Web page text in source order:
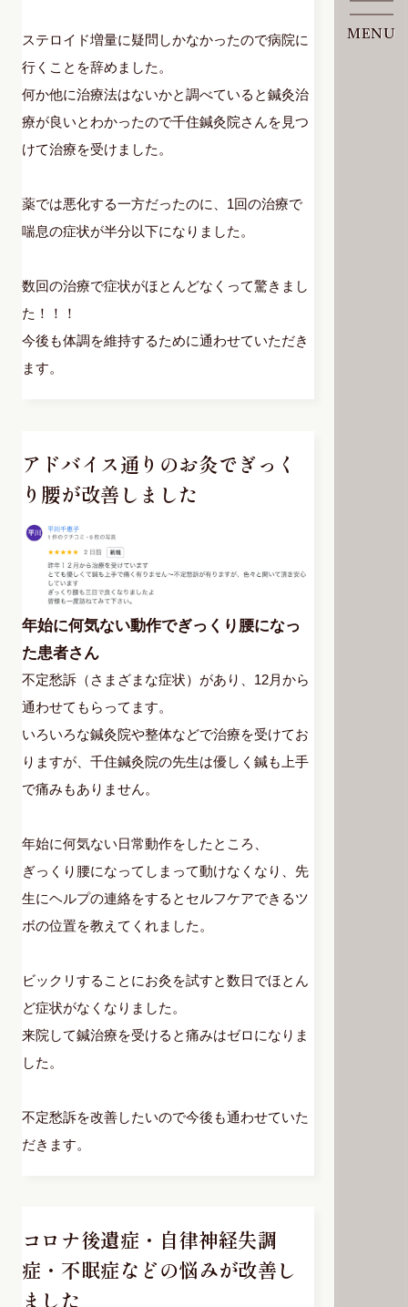
MENU
ステロイド増量に疑問しかなかったので病院に
行くことを辞めました。
何か他に治療法はないかと調べていると鍼灸治
療が良いとわかったので千住鍼灸院さんを見つ
けて治療を受けました。
薬では悪化する一方だったのに、1回の治療で
喘息の症状が半分以下になりました。
数回の治療で症状がほとんどなくって驚きまし
た！！！
今後も体調を維持するために通わせていただき
ます。
アドバイス通りのお灸でぎっく
り腰が改善しました
年始に何気ない動作でぎっくり腰になっ
た患者さん
不定愁訴（さまざまな症状）があり、12月から
通わせてもらってます。
いろいろな鍼灸院や整体などで治療を受けてお
りますが、千住鍼灸院の先生は優しく鍼も上手
で痛みもありません。
年始に何気ない日常動作をしたところ、
ぎっくり腰になってしまって動けなくなり、先
生にヘルプの連絡をするとセルフケアできるツ
ボの位置を教えてくれました。
ビックリすることにお灸を試すと数日でほとん
ど症状がなくなりました。
来院して鍼治療を受けると痛みはゼロになりま
した。
不定愁訴を改善したいので今後も通わせていた
だきます。
コロナ後遺症・自律神経失調
症・不眠症などの悩みが改善し
ました